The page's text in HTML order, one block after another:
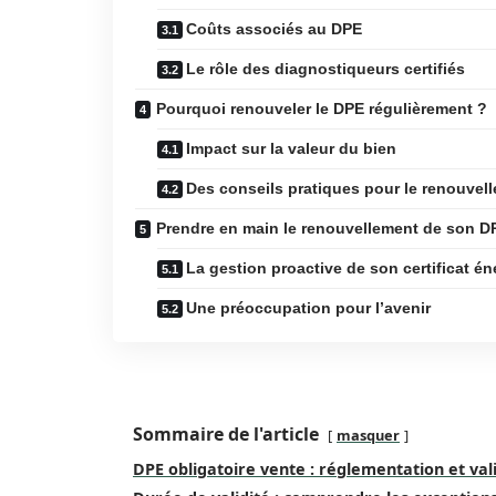
Coûts associés au DPE
Le rôle des diagnostiqueurs certifiés
Pourquoi renouveler le DPE régulièrement ?
Impact sur la valeur du bien
Des conseils pratiques pour le
Prendre en main le renouvellement de son
La gestion proactive de son certificat
Une préoccupation pour l’avenir
Sommaire de l'article masquer
DPE obligatoire vente : réglementation et